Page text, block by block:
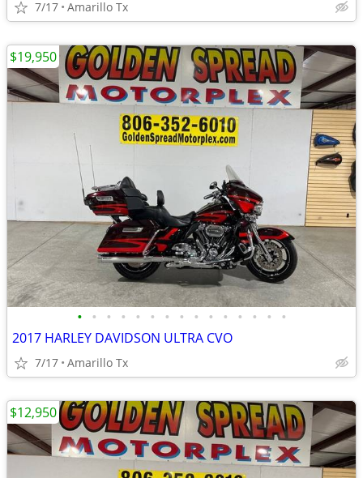
7/17 Amarillo Tx
• • • • • • • • • • • • • • •
2017 HARLEY DAVIDSON ULTRA CVO
7/17 Amarillo Tx
$19,950
$12,950